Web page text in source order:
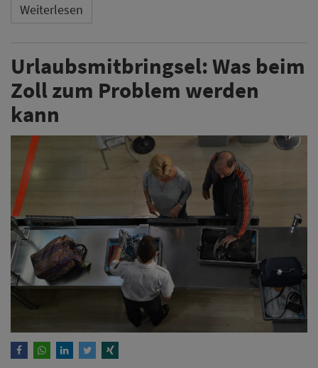
Weiterlesen
Urlaubsmitbringsel: Was beim
Zoll zum Problem werden
kann